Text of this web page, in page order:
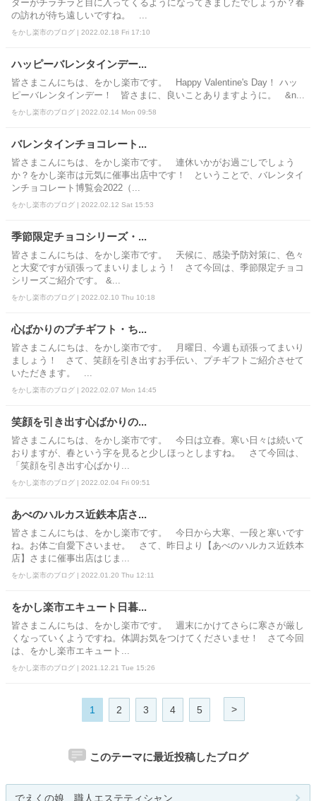
ダーがチラチラと目に入ってくるようになってきましたでしょうか？春
の訪れが待ち遠しいですね。 ...
をかし楽市のブログ | 2022.02.18 Fri 17:10
ハッピーバレンタインデー...
皆さまこんにちは、をかし楽市です。 Happy Valentine's Day！ ハッ
ピーバレンタインデー！ 皆さまに、良いことありますように。 &n...
をかし楽市のブログ | 2022.02.14 Mon 09:58
バレンタインチョコレート...
皆さまこんにちは、をかし楽市です。 連休いかがお過ごしでしょう
か？をかし楽市は元気に催事出店中です！ ということで、バレンタイ
ンチョコレート博覧会2022（...
をかし楽市のブログ | 2022.02.12 Sat 15:53
季節限定チョコシリーズ・...
皆さまこんにちは、をかし楽市です。 天候に、感染予防対策に、色々
と大変ですが頑張ってまいりましょう！ さて今回は、季節限定チョコ
シリーズご紹介です。 &...
をかし楽市のブログ | 2022.02.10 Thu 10:18
心ばかりのプチギフト・ち...
皆さまこんにちは、をかし楽市です。 月曜日、今週も頑張ってまいり
ましょう！ さて、笑顔を引き出すお手伝い、プチギフトご紹介させて
いただきます。 ...
をかし楽市のブログ | 2022.02.07 Mon 14:45
笑顔を引き出す心ばかりの...
皆さまこんにちは、をかし楽市です。 今日は立春。寒い日々は続いて
おりますが、春という字を見ると少しほっとしますね。 さて今回は、
「笑顔を引き出す心ばかり...
をかし楽市のブログ | 2022.02.04 Fri 09:51
あべのハルカス近鉄本店さ...
皆さまこんにちは、をかし楽市です。 今日から大寒、一段と寒いです
ね。お体ご自愛下さいませ。 さて、昨日より【あべのハルカス近鉄本
店】さまに催事出店はじま...
をかし楽市のブログ | 2022.01.20 Thu 12:11
をかし楽市エキュート日暮...
皆さまこんにちは、をかし楽市です。 週末にかけてさらに寒さが厳し
くなっていくようですね。体調お気をつけてくださいませ！ さて今回
は、をかし楽市エキュート...
をかし楽市のブログ | 2021.12.21 Tue 15:26
1 2 3 4 5 >
このテーマに最近投稿したブログ
でえくの娘 職人エステティシャン...